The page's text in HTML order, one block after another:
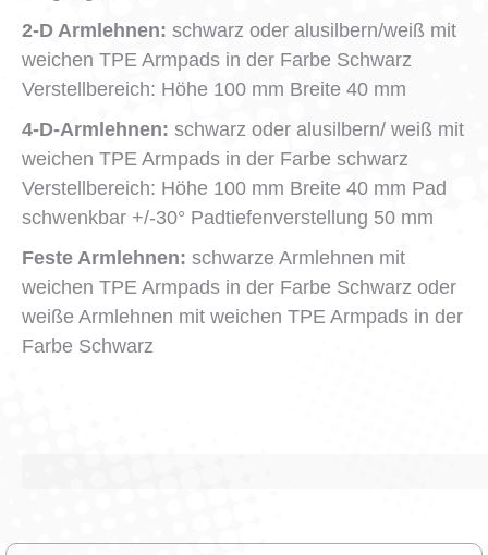
2-D Armlehnen: schwarz oder alusilbern/weiß mit
weichen TPE Armpads in der Farbe Schwarz
Verstellbereich: Höhe 100 mm Breite 40 mm
4-D-Armlehnen: schwarz oder alusilbern/ weiß mit
weichen TPE Armpads in der Farbe schwarz
Verstellbereich: Höhe 100 mm Breite 40 mm Pad
schwenkbar +/-30° Padtiefenverstellung 50 mm
Feste Armlehnen: schwarze Armlehnen mit
weichen TPE Armpads in der Farbe Schwarz oder
weiße Armlehnen mit weichen TPE Armpads in der
Farbe Schwarz